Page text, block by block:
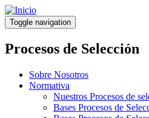
Pasar
al
contenido
principal
Toggle navigation
Procesos de Selección
Sobre Nosotros
Normativa
Nuestros Procesos de
Bases Procesos de